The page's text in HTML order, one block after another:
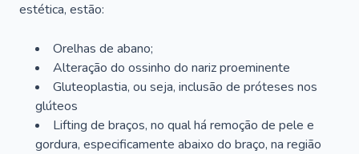
estética, estão:
Orelhas de abano;
Alteração do ossinho do nariz proeminente
Gluteoplastia, ou seja, inclusão de próteses nos
glúteos
Lifting de braços, no qual há remoção de pele e
gordura, especificamente abaixo do braço, na região